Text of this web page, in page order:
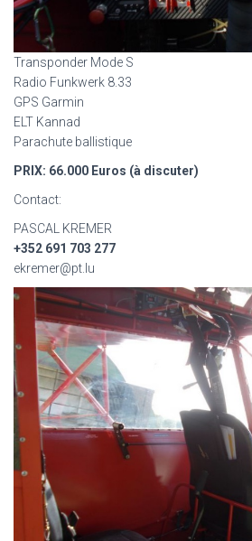
Transponder Mode S
Radio Funkwerk 8.33
GPS Garmin
ELT Kannad
Parachute ballistique
PRIX: 66.000 Euros (à discuter)
Contact:
PASCAL KREMER
+352 691 703 277
ekremer@pt.lu